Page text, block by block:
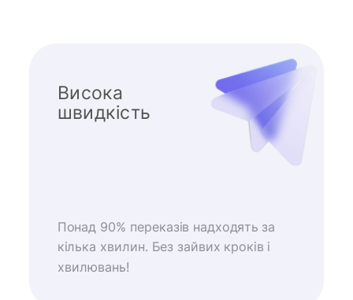
Висока
швидкість
Понад 90% переказів надходять за
кілька хвилин. Без зайвих кроків і
хвилювань!